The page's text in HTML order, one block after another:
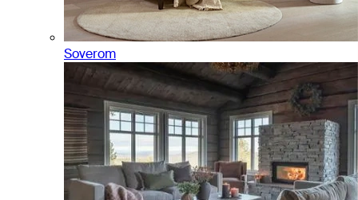
Soverom